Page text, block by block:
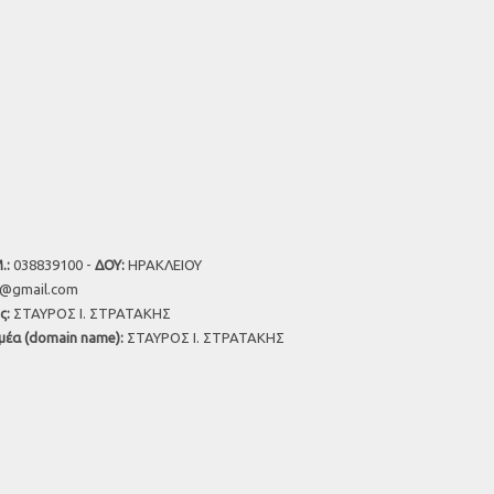
038839100 - ΔΟΥ: ΗΡΑΚΛΕΙΟΥ
ΣΤΑΥΡΟΣ Ι. ΣΤΡΑΤΑΚΗΣ
(domain name): ΣΤΑΥΡΟΣ Ι. ΣΤΡΑΤΑΚΗΣ